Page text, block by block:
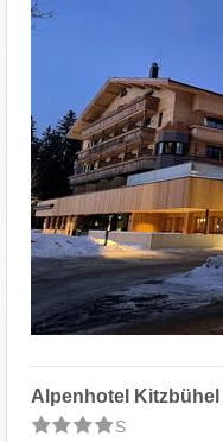
Alpenhotel Kitzbühel
S